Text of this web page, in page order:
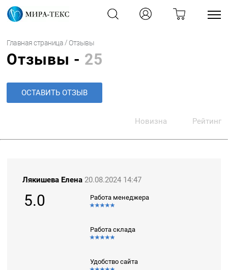
Главная страница / Отзывы
Отзывы - 25
Новизна Рейтинг
ОСТАВИТЬ ОТЗЫВ
Лякишева Елена 20.08.2024 14:47
5.0 Работа менеджера
Работа склада
Удобство сайта